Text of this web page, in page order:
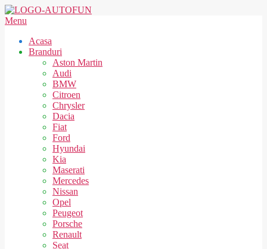
Skip
to
AUTOFUN
Secondary
Menu
Menu
Acasa
Branduri
Aston Martin
Audi
BMW
Citroen
Chrysler
Dacia
Fiat
Ford
Hyundai
Kia
Maserati
Mercedes
Nissan
Opel
Peugeot
Porsche
Renault
Seat